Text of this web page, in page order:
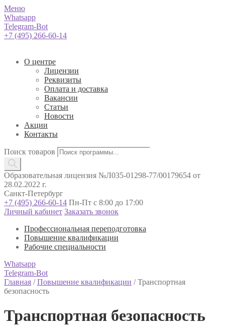
Меню
Whatsapp
Telegram-Bot
+7 (495) 266-60-14
О центре
Лицензии
Реквизиты
Оплата и доставка
Вакансии
Статьи
Новости
Акции
Контакты
Поиск товаров
Образовательная лицензия №Л035-01298-77/00179654 от
28.02.2022 г.
Санкт-Петербург
+7 (495) 266-60-14 Пн-Пт с 8:00 до 17:00
Личный кабинет Заказать звонок
Профессиональная переподготовка
Повышение квалификации
Рабочие специальности
Whatsapp
Telegram-Bot
Главная /Повышение квалификации /Транспортная
безопасность
Транспортная безопасность